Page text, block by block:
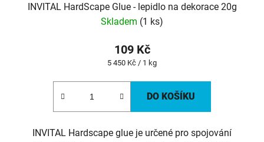
INVITAL HardScape Glue - lepidlo na dekorace 20g
Skladem (1 ks)
109 Kč
Měrná
5 450 Kč / 1 kg
DO KOŠÍKU
INVITAL Hardscape glue je určené pro spojování